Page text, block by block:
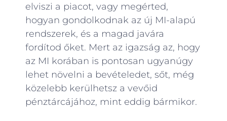
elviszi a piacot, vagy megérted,
hogyan gondolkodnak az új MI-alapú
rendszerek, és a magad javára
fordítod őket. Mert az igazság az, hogy
az MI korában is pontosan ugyanúgy
lehet növelni a bevételedet, sőt, még
közelebb kerülhetsz a vevőid
pénztárcájához, mint eddig bármikor.